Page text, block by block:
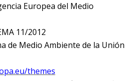
Europea del Medio
11/2012
de Medio Ambiente de la Unión
themes